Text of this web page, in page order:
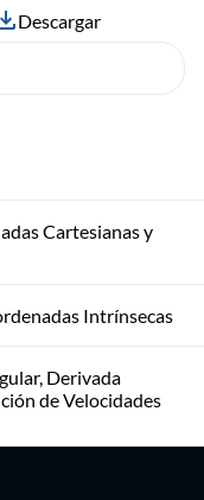
Cartesianas y
Intrínsecas
Derivada
de Velocidades
Teorema de
Descargar